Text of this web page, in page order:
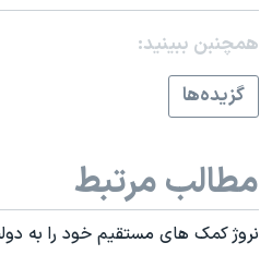
همچنبن ببینید:
گزيده‌ها
مطالب مرتبط
نروژ کمک های مستقيم خود را به